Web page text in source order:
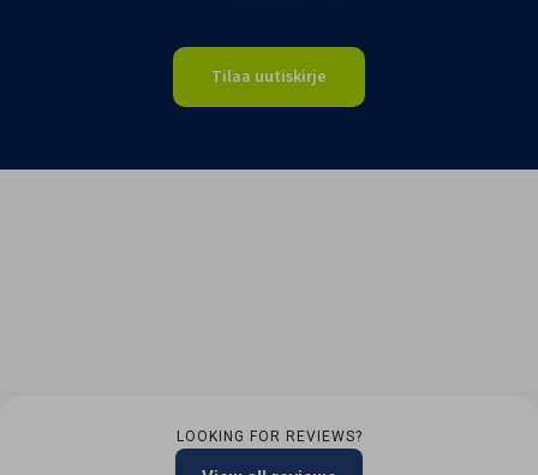
Tilaa uutiskirje
LOOKING FOR REVIEWS?